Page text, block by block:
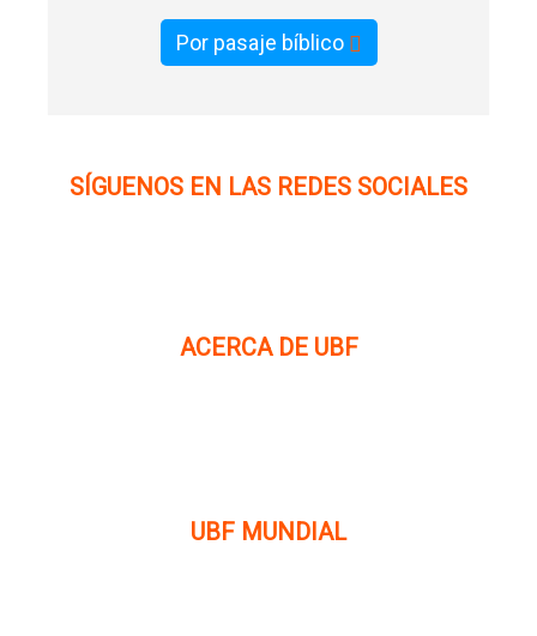
Por pasaje bíblico
SÍGUENOS EN LAS REDES SOCIALES
ACERCA DE UBF
UBF MUNDIAL